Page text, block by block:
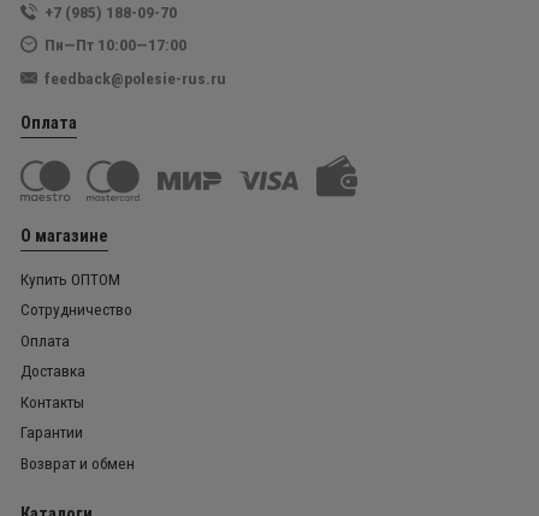
+7 (985) 188-09-70
Пн—Пт 10:00—17:00
feedback@polesie-rus.ru
Оплата
О магазине
Купить ОПТОМ
Сотрудничество
Оплата
Доставка
Контакты
Гарантии
Возврат и обмен